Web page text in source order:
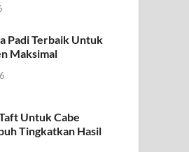
Padi Terbaik Untuk
Maksimal
Untuk Cabe
Tingkatkan Hasil